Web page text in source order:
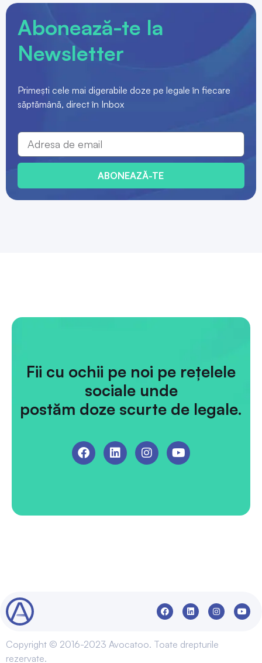
Abonează-te la
Newsletter
Primești cele mai digerabile doze pe legale în fiecare
săptămână, direct în Inbox
ABONEAZĂ-TE
Fii cu ochii pe noi pe rețelele
sociale unde
postăm doze scurte de legale.
Copyright © 2016-2023 Avocatoo. Toate drepturile
rezervate.